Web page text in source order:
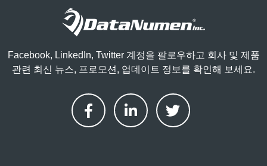
Facebook, LinkedIn, Twitter 계정을 팔로우하고 회사 및 제품
관련 최신 뉴스, 프로모션, 업데이트 정보를 확인해 보세요.